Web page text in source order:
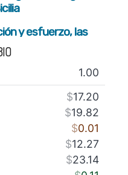
y esfuerzo, las
futuro del estado
del campo y
para bienestar de
Armenta Mier
plantará 2
con visión